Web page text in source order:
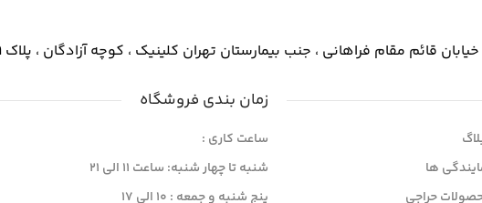
مقام فراهانی ، جنب بیمارستان تهران کلینیک ، کوچه آزادگان ، پلاک ۹ ، طبقه دوم ، واحد ۴
ها
حراجی
زمان بندی فروشگاه
ساعت کاری :
شنبه تا چهار شنبه: ساعت 11 الی ۲۱
پنج شنبه و جمعه : ۱۰ الی ۱۷